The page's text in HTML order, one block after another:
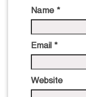
Name *
Email *
Website